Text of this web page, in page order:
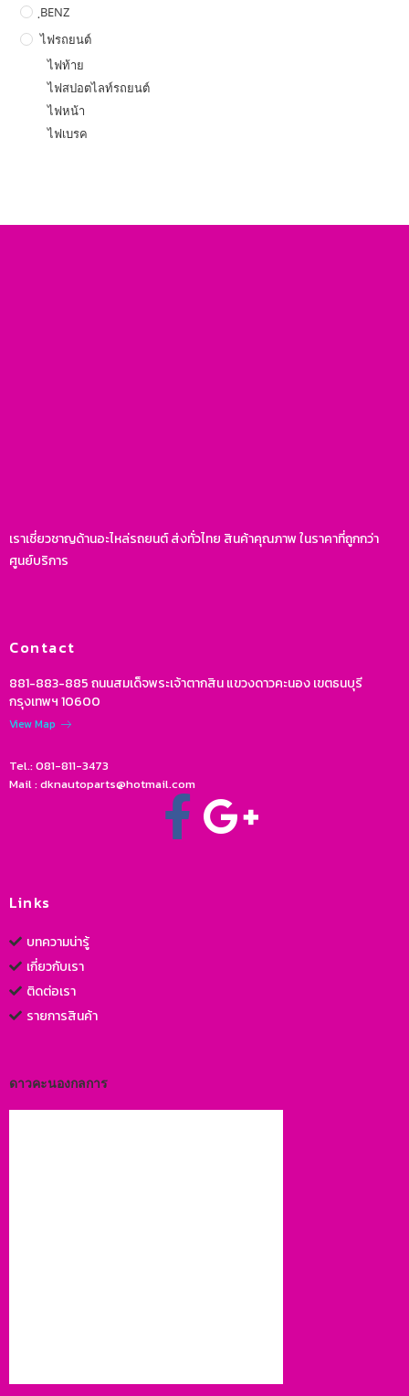
ฺBENZ
ไฟรถยนต์
ไฟท้าย
ไฟสปอตไลท์รถยนต์
ไฟหน้า
ไฟเบรค
เราเชี่ยวชาญด้านอะไหล่รถยนต์ ส่งทั่วไทย สินค้าคุณภาพ ในราคาที่ถูกกว่า
ศูนย์บริการ
Contact
881-883-885 ถนนสมเด็จพระเจ้าตากสิน แขวงดาวคะนอง เขตธนบุรี
กรุงเทพฯ 10600
View Map
Tel.: 081-811-3473
Mail : dknautoparts@hotmail.com
Links
บทความน่ารู้
เกี่ยวกับเรา
ติดต่อเรา
รายการสินค้า
ดาวคะนองกลการ